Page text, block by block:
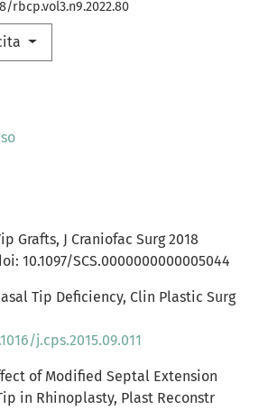
rbcp.vol3.n9.2022.80
Grafts, J Craniofac Surg 2018
10.1097/SCS.0000000000005044
Tip Deficiency, Clin Plastic Surg
j.cps.2015.09.011
of Modified Septal Extension
in Rhinoplasty, Plast Reconstr